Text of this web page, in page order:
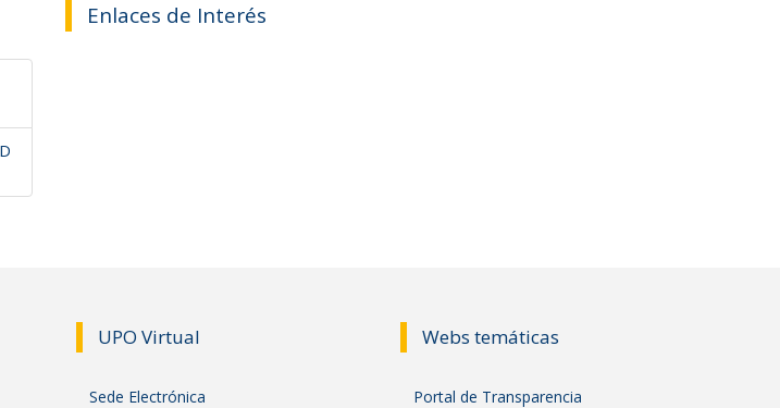
Enlaces de Interés
UPO Virtual
Sede Electrónica
Webs temáticas
Portal de Transparencia